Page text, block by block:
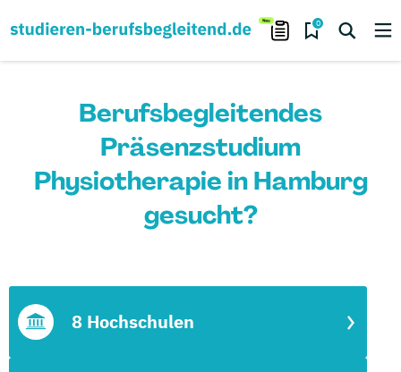
0
Berufsbegleitendes
Präsenzstudium
Physiotherapie in Hamburg
gesucht?
8 Hochschulen